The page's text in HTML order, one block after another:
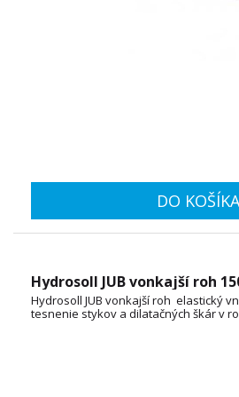
DO KOŠÍKA
Hydrosoll JUB vonkajší roh
Hydrosoll JUB vonkajší roh elastický
tesnenie stykov a dilatačných škár v